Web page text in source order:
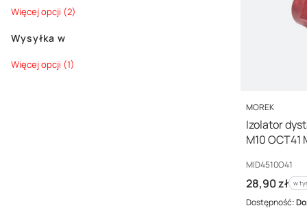
Więcej opcji (2)
Wysyłka w
Wysyłka w
Więcej opcji (1)
PRODUCENT
MOREK
Izolator
M10 OCT41
Kod producenta
MID4510O41
Cena brutto
28,90 zł w
w
Dostępność: